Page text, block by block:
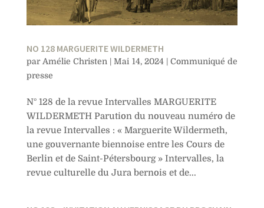
NO 128 MARGUERITE WILDERMETH
par Amélie Christen |Mai 14, 2024|Communiqué de
presse
N° 128 de la revue Intervalles MARGUERITE
WILDERMETH Parution du nouveau numéro de
la revue Intervalles : « Marguerite Wildermeth,
une gouvernante biennoise entre les Cours de
Berlin et de Saint-Pétersbourg » Intervalles, la
revue culturelle du Jura bernois et de...